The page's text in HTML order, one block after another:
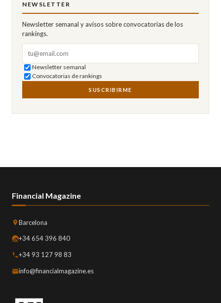
NEWSLETTER
Newsletter semanal y avisos sobre convocatorias de los
rankings.
Newsletter semanal
Convocatorias de rankings
SUSCRIBIRME
Financial Magazine
Barcelona
+34 654 396 840
+34 93 127 98 83
info@financialmagazine.es